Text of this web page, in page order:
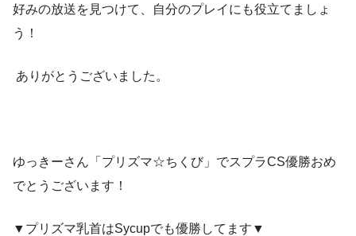
好みの放送を見つけて、自分のプレイにも役立てましょ
う！
ありがとうございました。
ゆっきーさん「プリズマ☆ちくび」でスプラCS優勝おめ
でとうございます！
▼プリズマ乳首はSycupでも優勝してます▼